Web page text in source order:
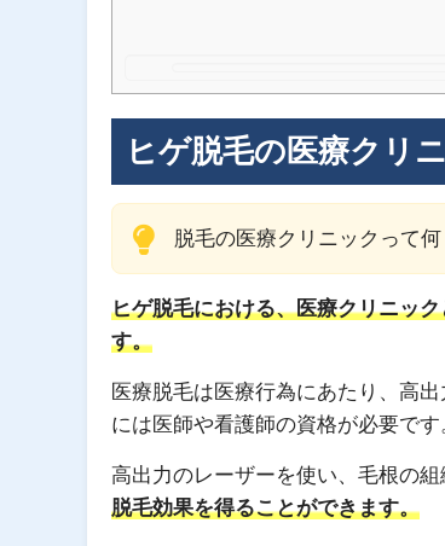
ヒゲ脱毛の医療クリ
脱毛の医療クリニックって何
ヒゲ脱毛における、医療クリニッ
す。
医療脱毛は医療行為にあたり、高
には医師や看護師の資格が必要です
高出力のレーザーを使い、毛根の
脱毛効果を得ることができます。